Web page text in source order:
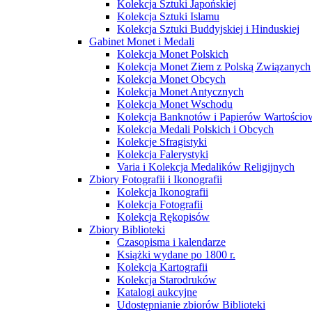
Kolekcja Sztuki Japońskiej
Kolekcja Sztuki Islamu
Kolekcja Sztuki Buddyjskiej i Hinduskiej
Gabinet Monet i Medali
Kolekcja Monet Polskich
Kolekcja Monet Ziem z Polską Związanych
Kolekcja Monet Obcych
Kolekcja Monet Antycznych
Kolekcja Monet Wschodu
Kolekcja Banknotów i Papierów
Kolekcja Medali Polskich i Obcych
Kolekcje Sfragistyki
Kolekcja Falerystyki
Varia i Kolekcja Medalików Religijnych
Zbiory Fotografii i Ikonografii
Kolekcja Ikonografii
Kolekcja Fotografii
Kolekcja Rękopisów
Zbiory Biblioteki
Czasopisma i kalendarze
Książki wydane po 1800 r.
Kolekcja Kartografii
Kolekcja Starodruków
Katalogi aukcyjne
Udostępnianie zbiorów Biblioteki